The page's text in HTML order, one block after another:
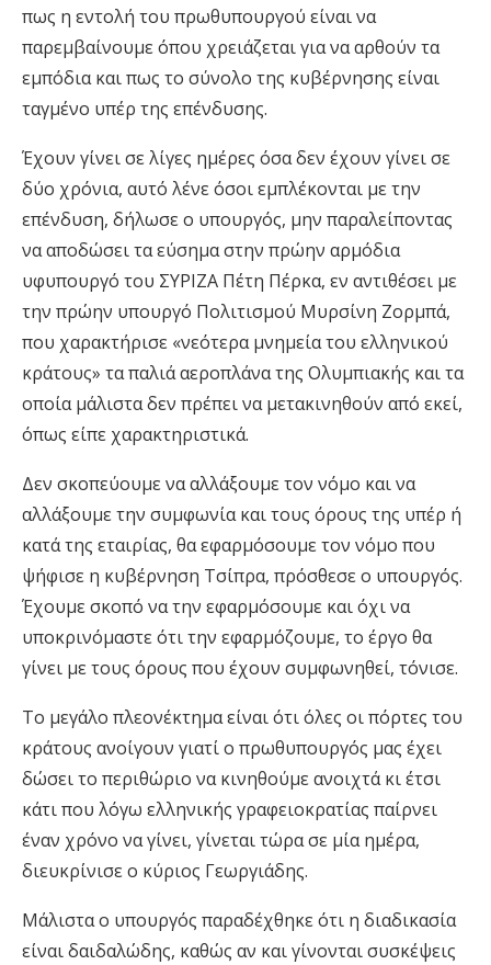
πως η εντολή του πρωθυπουργού είναι να
παρεμβαίνουμε όπου χρειάζεται για να αρθούν τα
εμπόδια και πως το σύνολο της κυβέρνησης είναι
ταγμένο υπέρ της επένδυσης.
Έχουν γίνει σε λίγες ημέρες όσα δεν έχουν γίνει σε
δύο χρόνια, αυτό λένε όσοι εμπλέκονται με την
επένδυση, δήλωσε ο υπουργός, μην παραλείποντας
να αποδώσει τα εύσημα στην πρώην αρμόδια
υφυπουργό του ΣΥΡΙΖΑ Πέτη Πέρκα, εν αντιθέσει με
την πρώην υπουργό Πολιτισμού Μυρσίνη Ζορμπά,
που χαρακτήρισε «νεότερα μνημεία του ελληνικού
κράτους» τα παλιά αεροπλάνα της Ολυμπιακής και τα
οποία μάλιστα δεν πρέπει να μετακινηθούν από εκεί,
όπως είπε χαρακτηριστικά.
Δεν σκοπεύουμε να αλλάξουμε τον νόμο και να
αλλάξουμε την συμφωνία και τους όρους της υπέρ ή
κατά της εταιρίας, θα εφαρμόσουμε τον νόμο που
ψήφισε η κυβέρνηση Τσίπρα, πρόσθεσε ο υπουργός.
Έχουμε σκοπό να την εφαρμόσουμε και όχι να
υποκρινόμαστε ότι την εφαρμόζουμε, το έργο θα
γίνει με τους όρους που έχουν συμφωνηθεί, τόνισε.
Το μεγάλο πλεονέκτημα είναι ότι όλες οι πόρτες του
κράτους ανοίγουν γιατί ο πρωθυπουργός μας έχει
δώσει το περιθώριο να κινηθούμε ανοιχτά κι έτσι
κάτι που λόγω ελληνικής γραφειοκρατίας παίρνει
έναν χρόνο να γίνει, γίνεται τώρα σε μία ημέρα,
διευκρίνισε ο κύριος Γεωργιάδης.
Μάλιστα ο υπουργός παραδέχθηκε ότι η διαδικασία
είναι δαιδαλώδης, καθώς αν και γίνονται συσκέψεις